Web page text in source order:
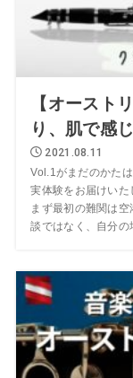
【オースト
り、肌で感
2021.08.11
Vol.1がまだのかた
実体験をお届けいた
まず最初の難関は
談ではなく、自分の